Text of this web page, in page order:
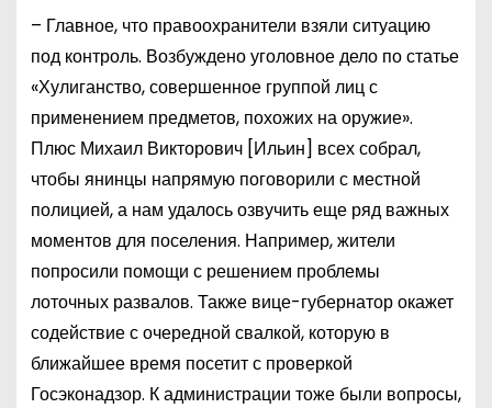
– Главное, что правоохранители взяли ситуацию
под контроль. Возбуждено уголовное дело по статье
«Хулиганство, совершенное группой лиц с
применением предметов, похожих на оружие».
Плюс Михаил Викторович [Ильин] всех собрал,
чтобы янинцы напрямую поговорили с местной
полицией, а нам удалось озвучить еще ряд важных
моментов для поселения. Например, жители
попросили помощи с решением проблемы
лоточных развалов. Также вице-губернатор окажет
содействие с очередной свалкой, которую в
ближайшее время посетит с проверкой
Госэконадзор. К администрации тоже были вопросы,